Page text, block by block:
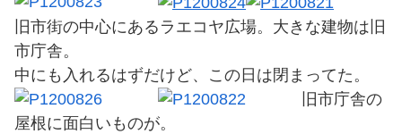
旧市街の中心にあるラエコヤ広場。大きな建物は旧
市庁舎。
中にも入れるはずだけど、この日は閉まってた。
旧市庁舎の
屋根に面白いものが。